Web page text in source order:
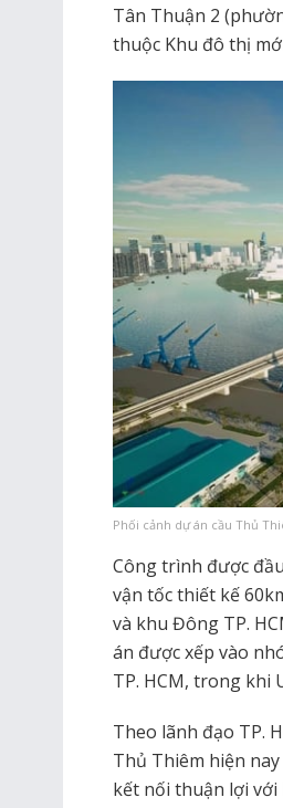
Tân Thuận 2
thuộc Khu đô thị
Phối cảnh dự án cầu Thủ
Công trình được
vận tốc thiết kế
và khu Đông TP.
án được xếp vào
TP. HCM, trong khi
Theo lãnh đạo TP.
Thủ Thiêm hiện
kết nối thuận lợi